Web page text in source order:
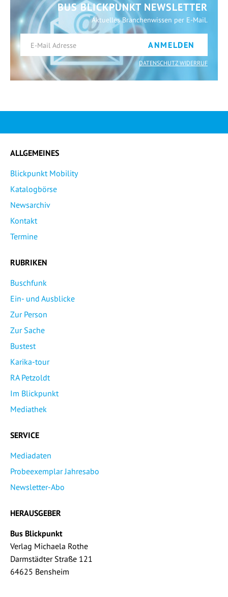
BUS BLICKPUNKT NEWSLETTER
Aktuelles Branchenwissen per E-Mail.
ANMELDEN
DATENSCHUTZ WIDERRUF
ALLGEMEINES
Blickpunkt Mobility
Katalogbörse
Newsarchiv
Kontakt
Termine
RUBRIKEN
Buschfunk
Ein- und Ausblicke
Zur Person
Zur Sache
Bustest
Karika-tour
RA Petzoldt
Im Blickpunkt
Mediathek
SERVICE
Mediadaten
Probeexemplar Jahresabo
Newsletter-Abo
HERAUSGEBER
Bus Blickpunkt
Verlag Michaela Rothe
Darmstädter Straße 121
64625 Bensheim